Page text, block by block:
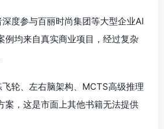
深度参与百丽时尚集团等大型企业AI
例均来自真实商业项目，经过复杂
轮、左右脑架构、MCTS高级推理
案，这是市面上其他书籍无法提供